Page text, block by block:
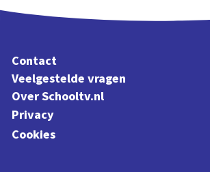
Contact
Veelgestelde vragen
Over Schooltv.nl
Privacy
Cookies